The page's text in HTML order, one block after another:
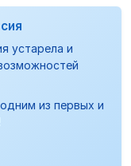
устарела и
из первых и